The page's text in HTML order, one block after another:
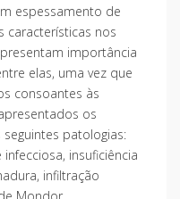
espessamento de
características nos
importância
elas, uma vez que
consoantes às
os
patologias:
insuficiência
infiltração